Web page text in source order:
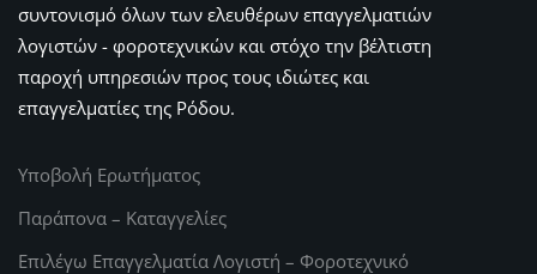
συντονισμό όλων των ελευθέρων επαγγελματιών
λογιστών - φοροτεχνικών και στόχο την βέλτιστη
παροχή υπηρεσιών προς τους ιδιώτες και
επαγγελματίες της Ρόδου.
Υποβολή Ερωτήματος
Παράπονα – Καταγγελίες
Επιλέγω Επαγγελματία Λογιστή – Φοροτεχνικό